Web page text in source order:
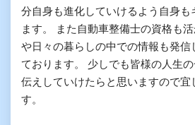
分自身も進化していけるよう自身も
ます。 また自動車整備士の資格も
や日々の暮らしの中での情報も発信
ております。 少しでも皆様の人生
伝えしていけたらと思いますので宜
す。